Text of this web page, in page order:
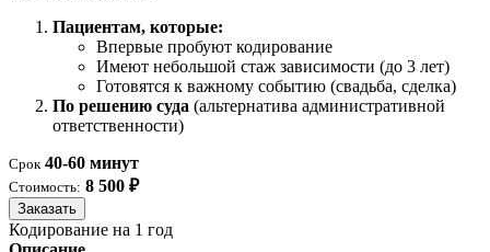
Пациентам, которые:
Впервые пробуют кодирование
Имеют небольшой стаж зависимости (до 3 лет)
Готовятся к важному событию (свадьба, сделка)
По решению суда (альтернатива административной
ответственности)
Срок 40-60 минут
Стоимость: 8 500 ₽
Заказать
Кодирование на 1 год